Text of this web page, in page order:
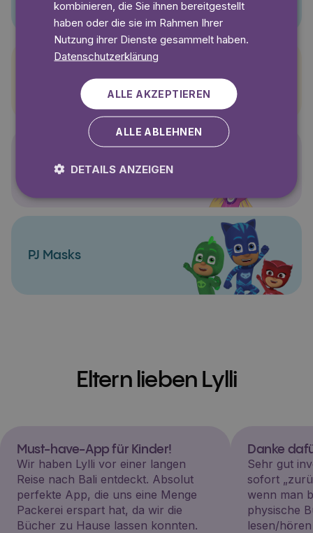
Pettersson und Findus
Polly Pocket
PJ Masks
Eltern lieben Lylli
Must-have-App für Kinder!
Wir haben Lylli vor einer langen
Reise nach Bali entdeckt. Absolut
perfekte App, die uns eine Menge
Packerei erspart hat, da wir die
Bücher zu Hause lassen konnten.
Danke
Sehr gut
sofort
wenn man
physische
lesen/
kombinieren, die Sie ihnen bereitgestellt
haben oder die sie im Rahmen Ihrer
Nutzung ihrer Dienste gesammelt haben.
Datenschutzerklärung
ALLE AKZEPTIEREN
ALLE ABLEHNEN
DETAILS ANZEIGEN